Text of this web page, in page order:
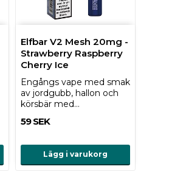
Elfbar V2 Mesh 20mg -
Strawberry Raspberry
Cherry Ice
Engångs vape med smak
av jordgubb, hallon och
körsbär med…
59 SEK
Lägg i varukorg